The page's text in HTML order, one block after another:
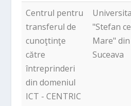
Centrul pentru
transferul de
cunoţtinţe
către
întreprinderi
din domeniul
ICT - CENTRIC
"Stefan
Mare" din
Suceava